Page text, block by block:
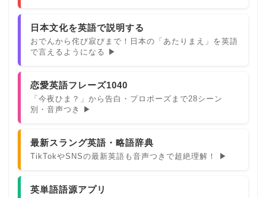
日本文化を英語で説明する
おでんから侘び寂びまで！日本の「あたりまえ」を英語
で言えるようになる ▶
恋愛英語フレーズ1040
「今夜ひま？」から告白・プロポーズまで28シーン
別・音声つき ▶
最新スラング英語・略語辞典
TikTokやSNSの最新英語も音声つきで超絶理解！ ▶
英単語語源アプリ